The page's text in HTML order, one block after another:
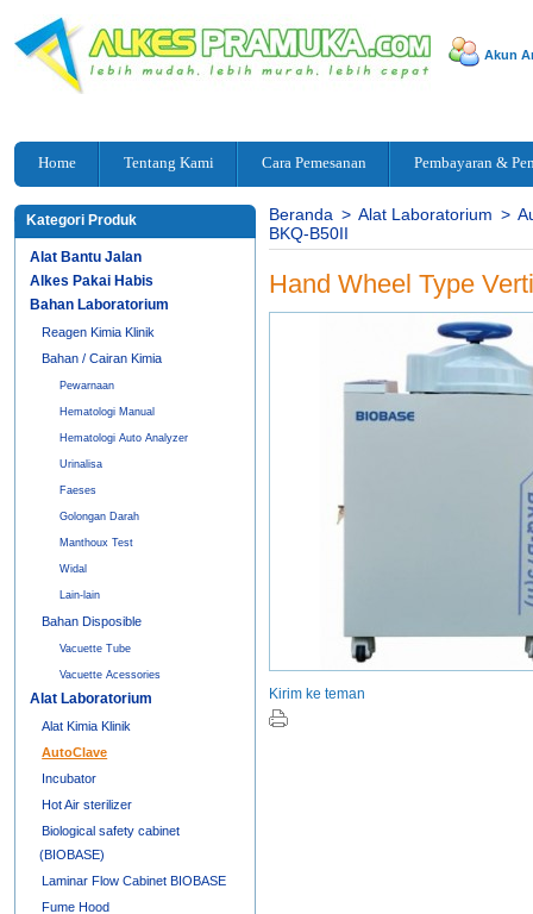
Akun
Home Tentang Kami Cara Pemesanan Pembayaran &
Kategori Produk
Alat Bantu Jalan
Alkes Pakai Habis
Bahan Laboratorium
Reagen Kimia Klinik
Bahan / Cairan Kimia
Pewarnaan
Hematologi Manual
Hematologi Auto Analyzer
Urinalisa
Faeses
Golongan Darah
Manthoux Test
Widal
Lain-lain
Bahan Disposible
Vacuette Tube
Vacuette Acessories
Alat Laboratorium
Alat Kimia Klinik
AutoClave
Incubator
Hot Air sterilizer
Biological safety cabinet
(BIOBASE)
Laminar Flow Cabinet BIOBASE
Fume Hood
Beranda > Alat Laboratorium >
BKQ-B50II
Hand Wheel Type
Kirim ke teman